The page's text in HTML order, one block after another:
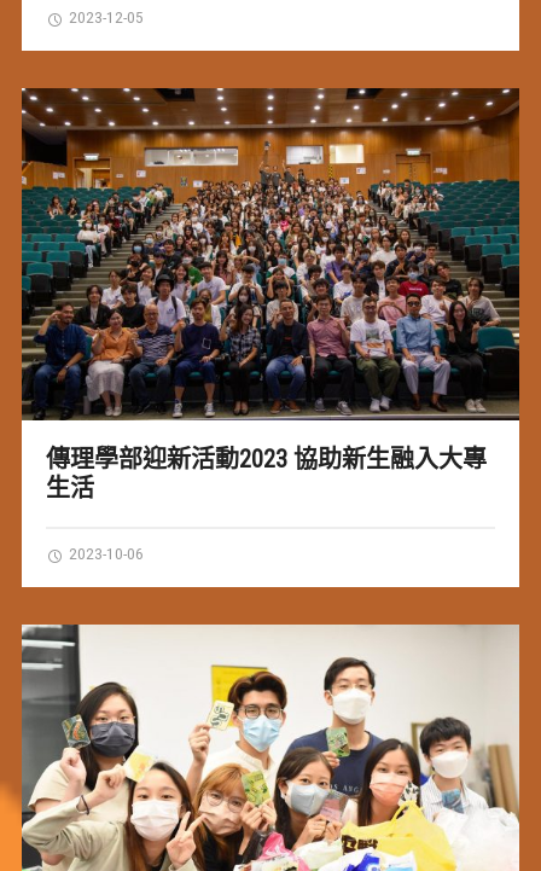
2023-12-05
傳理學部迎新活動2023 協助新生融入大專
生活
2023-10-06